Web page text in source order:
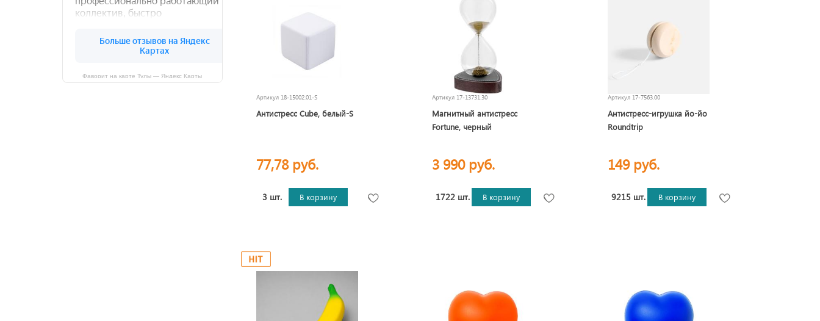
Фаворит на карте Тулы — Яндекс Карты
Артикул 18-15002.01-S
Антистресс Сube, белый-S
77,78 руб.
3 шт. В корзину
Артикул 17-13731.30
Магнитный антистресс
Fortune, черный
3 990 руб.
1722 шт. В корзину
Артикул 17-7563.00
Антистресс-игрушка йо-йо
Roundtrip
149 руб.
9215 шт. В корзину